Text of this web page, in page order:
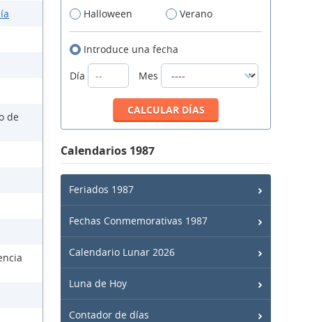
de
Halloween
Verano
Introduce una fecha
Día
Mes
Calendarios 1987
Feriados 1987
Fechas Conmemorativas 1987
Calendario Lunar 2026
Luna de Hoy
Contador de días